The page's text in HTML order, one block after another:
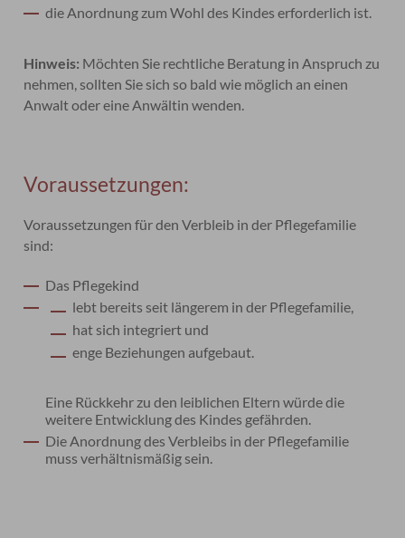
die Anordnung zum Wohl des Kindes erforderlich ist.
Hinweis: Möchten Sie rechtliche Beratung in Anspruch zu
nehmen, sollten Sie sich so bald wie möglich an einen
Anwalt oder eine Anwältin wenden.
Voraussetzungen:
Voraussetzungen für den Verbleib in der Pflegefamilie
sind:
Das Pflegekind
lebt bereits seit längerem in der Pflegefamilie,
hat sich integriert und
enge Beziehungen aufgebaut.
Eine Rückkehr zu den leiblichen Eltern würde die
weitere Entwicklung des Kindes gefährden.
Die Anordnung des Verbleibs in der Pflegefamilie
muss verhältnismäßig sein.